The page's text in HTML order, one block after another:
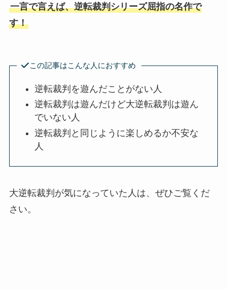
一言で言えば、逆転裁判シリーズ屈指の名作で
す！
この記事はこんな人におすすめ
逆転裁判を遊んだことがない人
逆転裁判は遊んだけど大逆転裁判は遊ん
でいない人
逆転裁判と同じように楽しめるか不安な
人
大逆転裁判が気になっていた人は、ぜひご覧くだ
さい。